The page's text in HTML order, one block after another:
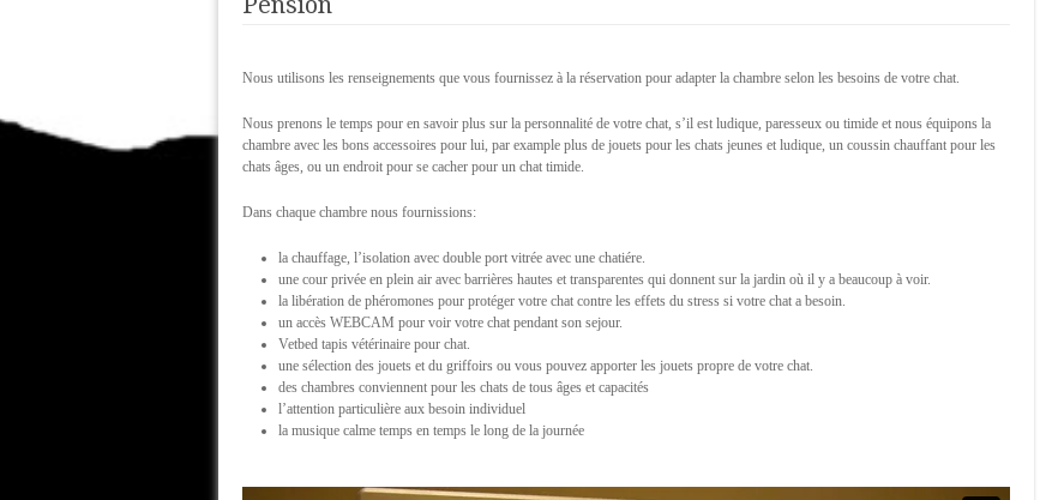
Nous utilisons les renseignements que vous fournissez à la réservation pour adapter la chambre selon les besoins de votre chat.
Nous prenons le temps pour en savoir plus sur la personnalité de votre chat, s’il est ludique, paresseux ou timide et nous équipons la
chambre avec les bons accessoires pour lui, par example plus de jouets pour les chats jeunes et ludique, un coussin chauffant pour les
chats âges, ou un endroit pour se cacher pour un chat timide.
Dans chaque chambre nous fournissions:
la chauffage, l’isolation avec double port vitrée avec une chatiére.
une cour privée en plein air avec barrières hautes et transparentes qui donnent sur la jardin où il y a beaucoup à voir.
la libération de phéromones pour protéger votre chat contre les effets du stress si votre chat a besoin.
un accès WEBCAM pour voir votre chat pendant son sejour.
Vetbed tapis vétérinaire pour chat.
une sélection des jouets et du griffoirs ou vous pouvez apporter les jouets propre de votre chat.
des chambres conviennent pour les chats de tous âges et capacités
l’attention particulière aux besoin individuel
la musique calme temps en temps le long de la journée